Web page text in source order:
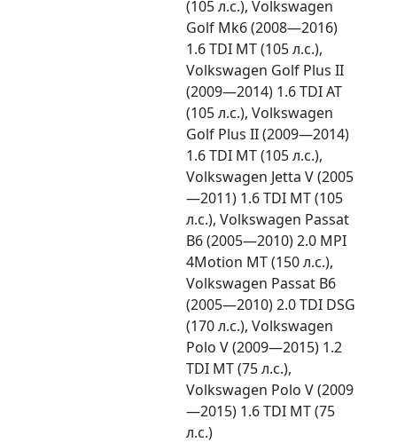
(105 л.с.), Volkswagen
Golf Mk6 (2008—2016)
1.6 TDI MT (105 л.с.),
Volkswagen Golf Plus II
(2009—2014) 1.6 TDI AT
(105 л.с.), Volkswagen
Golf Plus II (2009—2014)
1.6 TDI MT (105 л.с.),
Volkswagen Jetta V (2005
—2011) 1.6 TDI MT (105
л.с.), Volkswagen Passat
B6 (2005—2010) 2.0 MPI
4Motion MT (150 л.с.),
Volkswagen Passat B6
(2005—2010) 2.0 TDI DSG
(170 л.с.), Volkswagen
Polo V (2009—2015) 1.2
TDI MT (75 л.с.),
Volkswagen Polo V (2009
—2015) 1.6 TDI MT (75
л.с.)